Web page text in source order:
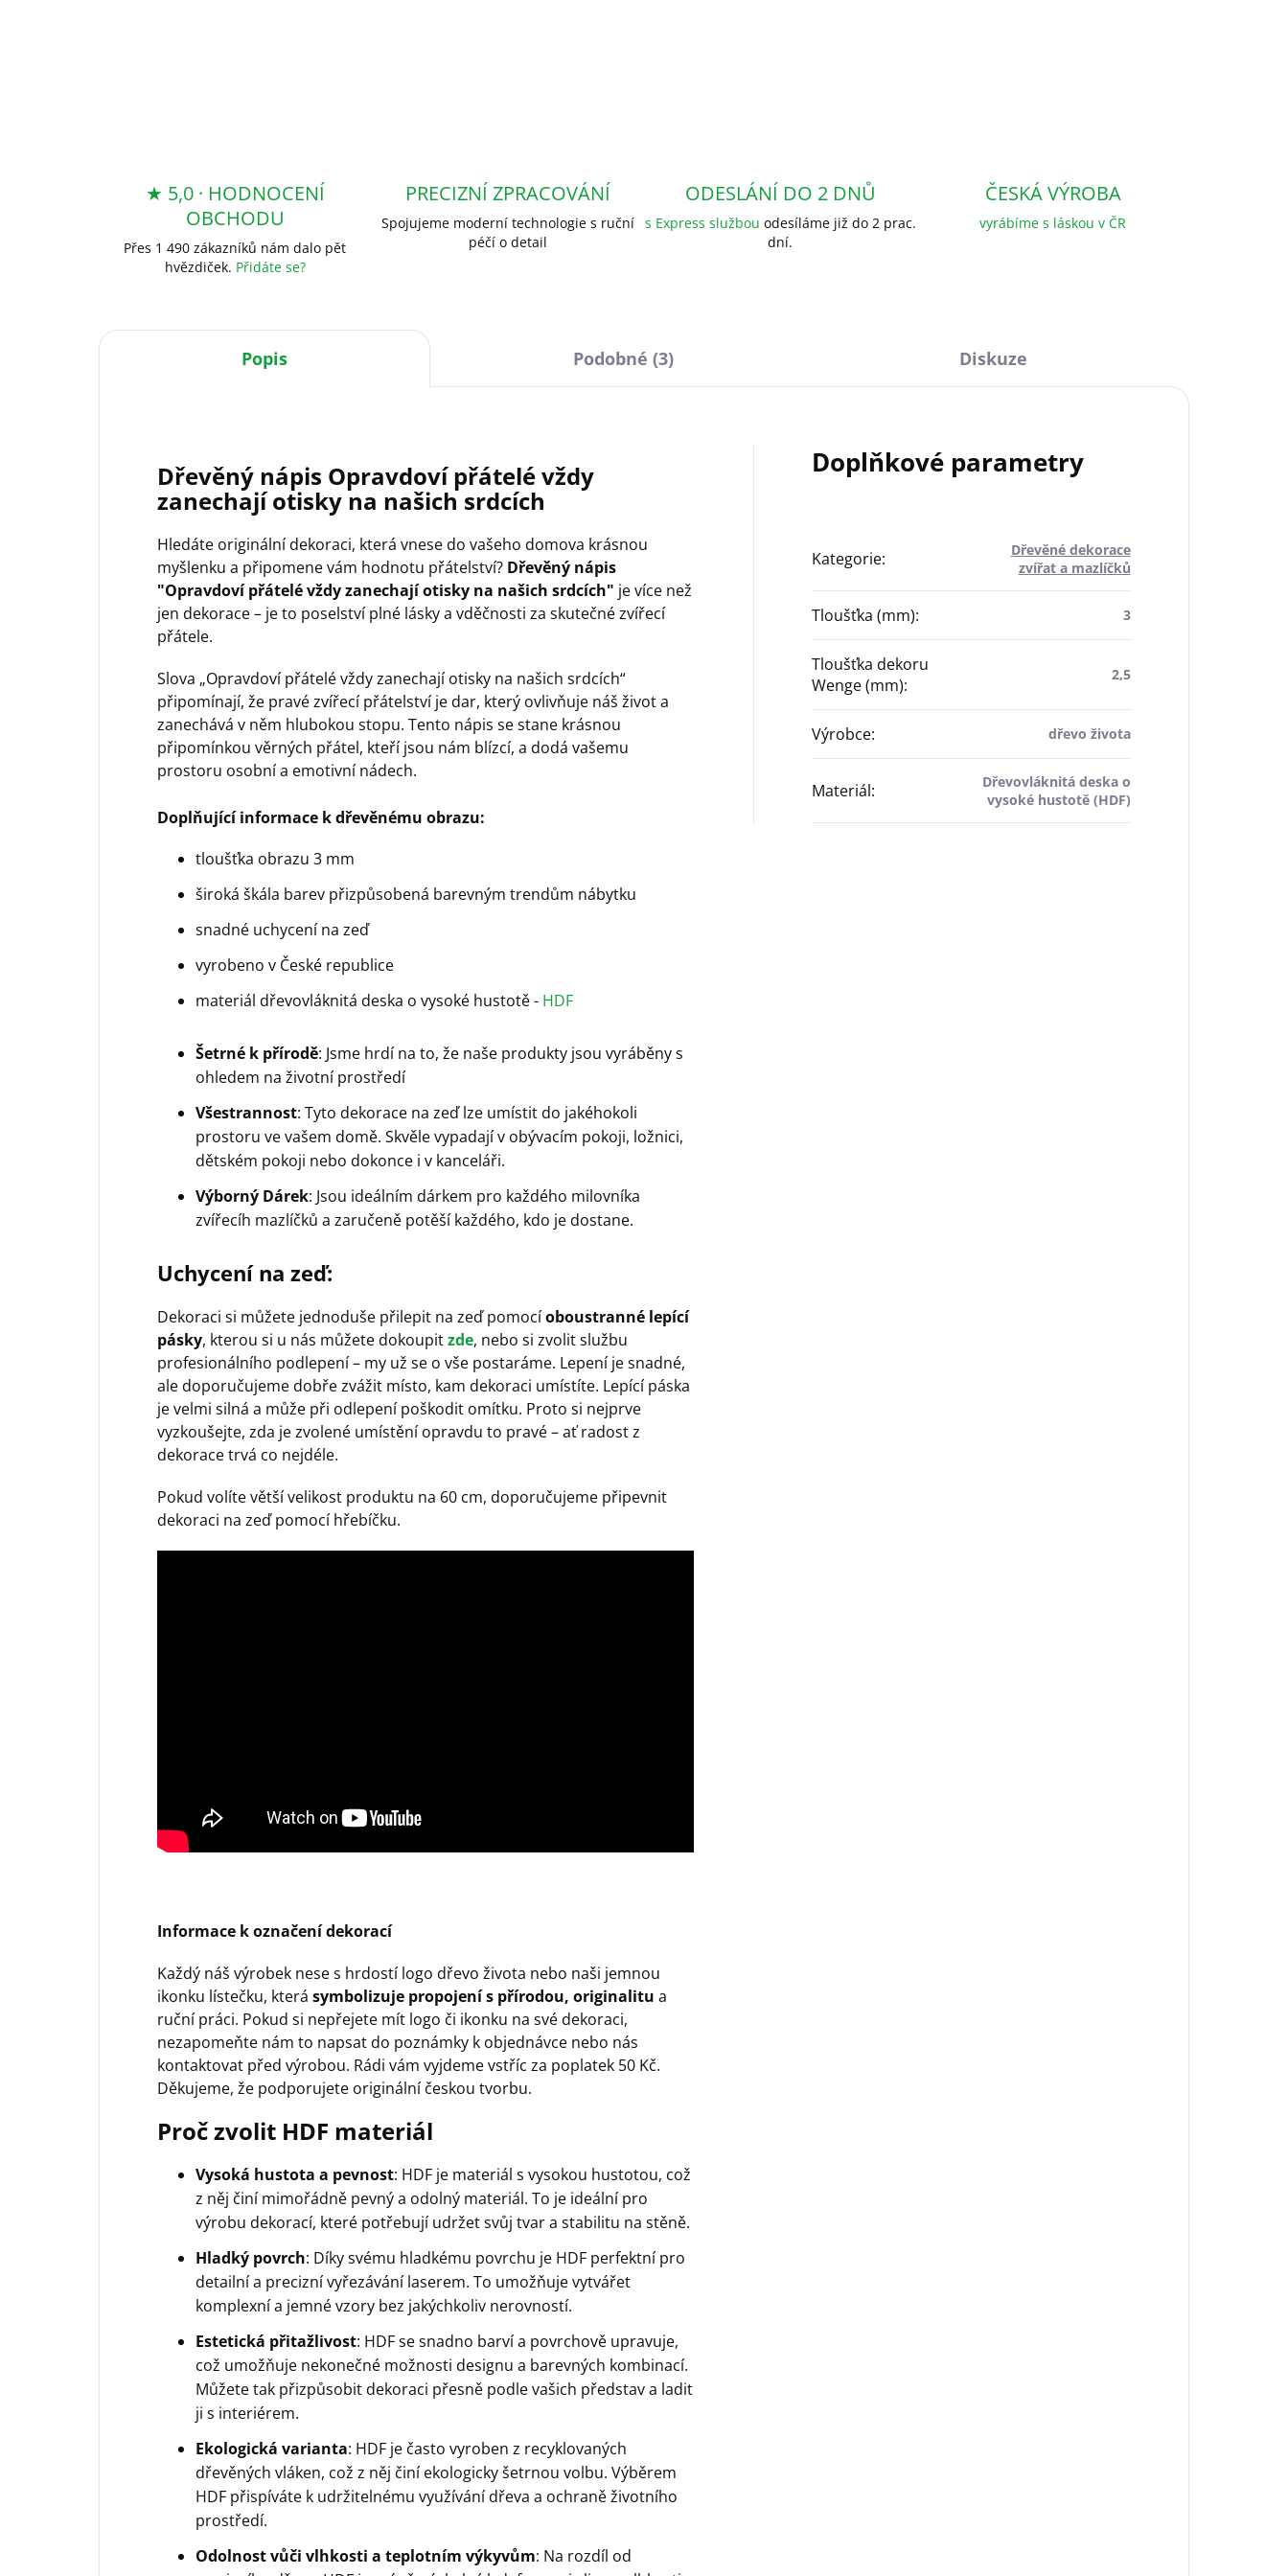
★ 5,0 · HODNOCENÍ
OBCHODU
Přes 1 490 zákazníků nám dalo pět
hvězdiček. Přidáte se?
PRECIZNÍ ZPRACOVÁNÍ
Spojujeme moderní technologie s ruční
péčí o detail
ODESLÁNÍ DO 2 DNŮ
s Express službou odesíláme již do 2 prac.
dní.
ČESKÁ VÝROBA
vyrábíme s láskou v ČR
Popis Podobné (3) Diskuze
Dřevěný nápis Opravdoví přátelé vždy
zanechají otisky na našich srdcích
Hledáte originální dekoraci, která vnese do vašeho domova krásnou
myšlenku a připomene vám hodnotu přátelství? Dřevěný nápis
"Opravdoví přátelé vždy zanechají otisky na našich srdcích" je více než
jen dekorace – je to poselství plné lásky a vděčnosti za skutečné zvířecí
přátele.
Slova „Opravdoví přátelé vždy zanechají otisky na našich srdcích“
připomínají, že pravé zvířecí přátelství je dar, který ovlivňuje náš život a
zanechává v něm hlubokou stopu. Tento nápis se stane krásnou
připomínkou věrných přátel, kteří jsou nám blízcí, a dodá vašemu
prostoru osobní a emotivní nádech.
Doplňující informace k dřevěnému obrazu:
tloušťka obrazu 3 mm
široká škála barev přizpůsobená barevným trendům nábytku
snadné uchycení na zeď
vyrobeno v České republice
materiál dřevovláknitá deska o vysoké hustotě - HDF
Šetrné k přírodě: Jsme hrdí na to, že naše produkty jsou vyráběny s
ohledem na životní prostředí
Všestrannost: Tyto dekorace na zeď lze umístit do jakéhokoli
prostoru ve vašem domě. Skvěle vypadají v obývacím pokoji, ložnici,
dětském pokoji nebo dokonce i v kanceláři.
Výborný Dárek: Jsou ideálním dárkem pro každého milovníka
zvířecíh mazlíčků a zaručeně potěší každého, kdo je dostane.
Uchycení na zeď:
Dekoraci si můžete jednoduše přilepit na zeď pomocíoboustranné lepící
pásky, kterou si u nás můžete dokoupitzde, nebo si zvolit službu
profesionálního podlepení – my už se o vše postaráme. Lepení je snadné,
ale doporučujeme dobře zvážit místo, kam dekoraci umístíte. Lepící páska
je velmi silná a může při odlepení poškodit omítku. Proto si nejprve
vyzkoušejte, zda je zvolené umístění opravdu to pravé – ať radost z
dekorace trvá co nejdéle.
Pokud volíte větší velikost produktu na 60 cm, doporučujeme připevnit
dekoraci na zeď pomocí hřebíčku.
Informace k označení dekorací
Každý náš výrobek nese s hrdostí logo dřevo života nebo naši jemnou
ikonku lístečku, která symbolizuje propojení s přírodou, originalitu a
ruční práci. Pokud si nepřejete mít logo či ikonku na své dekoraci,
nezapomeňte nám to napsat do poznámky k objednávce nebo nás
kontaktovat před výrobou. Rádi vám vyjdeme vstříc za poplatek 50 Kč.
Děkujeme, že podporujete originální českou tvorbu.
Proč zvolit HDF materiál
Vysoká hustota a pevnost: HDF je materiál s vysokou hustotou, což
z něj činí mimořádně pevný a odolný materiál. To je ideální pro
výrobu dekorací, které potřebují udržet svůj tvar a stabilitu na stěně.
Hladký povrch: Díky svému hladkému povrchu je HDF perfektní pro
detailní a precizní vyřezávání laserem. To umožňuje vytvářet
komplexní a jemné vzory bez jakýchkoliv nerovností.
Estetická přitažlivost: HDF se snadno barví a povrchově upravuje,
což umožňuje nekonečné možnosti designu a barevných kombinací.
Můžete tak přizpůsobit dekoraci přesně podle vašich představ a ladit
ji s interiérem.
Ekologická varianta: HDF je často vyroben z recyklovaných
dřevěných vláken, což z něj činí ekologicky šetrnou volbu. Výběrem
HDF přispíváte k udržitelnému využívání dřeva a ochraně životního
prostředí.
Odolnost vůči vlhkosti a teplotním výkyvům: Na rozdíl od
Doplňkové parametry
Kategorie:
Dřevěné dekorace
zvířat a mazlíčků
Tloušťka (mm): 3
Tloušťka dekoru
Wenge (mm):
2,5
Výrobce: dřevo života
Materiál:
Dřevovláknitá deska o
vysoké hustotě (HDF)